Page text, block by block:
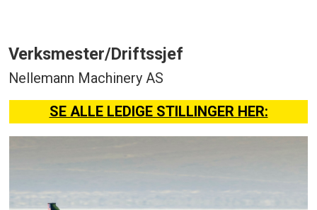
Verksmester/Driftssjef
Nellemann Machinery AS
SE ALLE LEDIGE STILLINGER HER: